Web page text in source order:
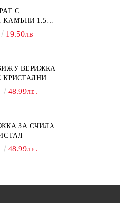
С
КАМЪНИ 1.5
19.50лв.
ВЕРИЖКА
КРИСТАЛНИ
48.99лв.
ЗА ОЧИЛА
48.99лв.